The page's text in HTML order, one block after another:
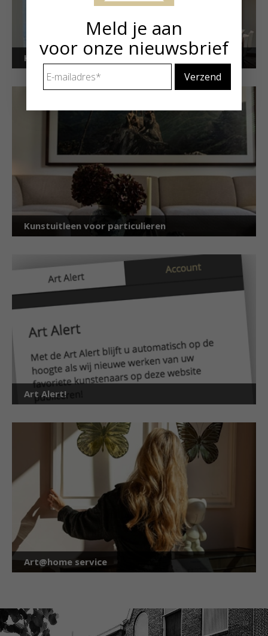
Kunstuitleen voor bedrijven
Kunstuitleen voor particulieren
Art Alert!
Art@home service
Meld je aan
voor onze nieuwsbrief
mailadres *